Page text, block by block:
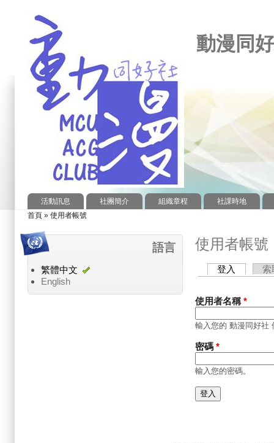
動漫同
活動訊息 社團簡介 組織章程 社課時地
您在這裡
首頁 » 使用者帳號
使用者帳號
主要索引標籤
登入 (作用中
索
使用者名稱*
輸入您的 動漫同好社
密碼 *
輸入您的密碼。
語言
繁體中文
English